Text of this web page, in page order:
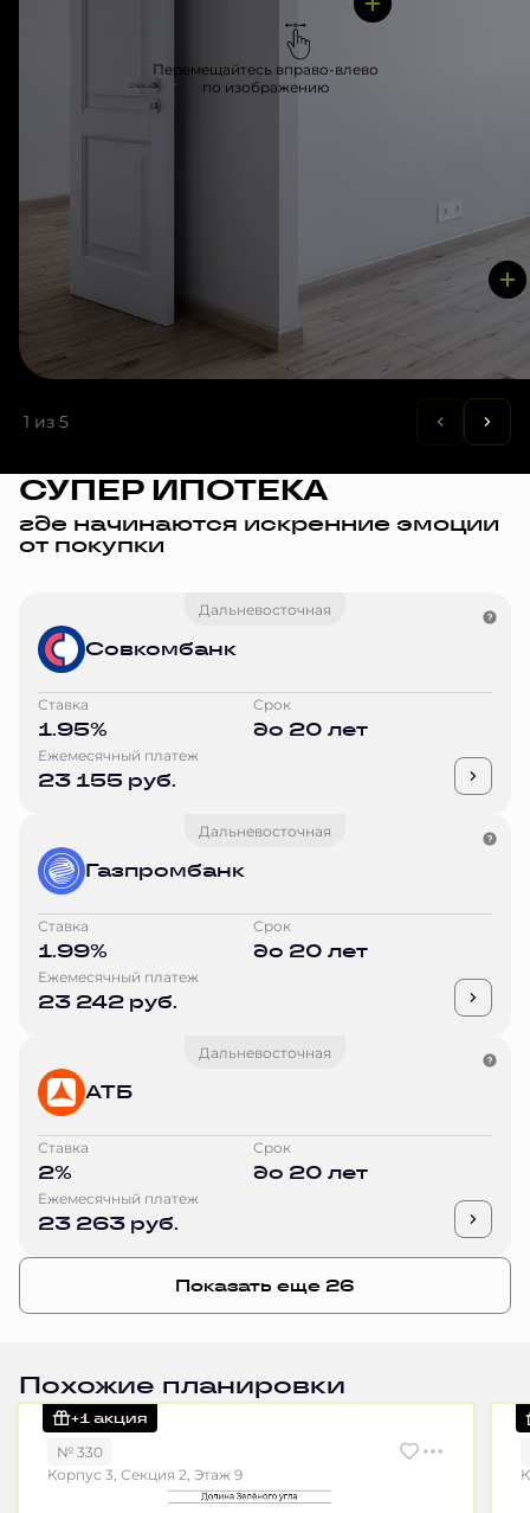
Перемещайтесь вправо-влево
по изображению
1 из 5
СУПЕР ИПОТЕКА
где начинаются искренние эмоции
от покупки
Дальневосточная
Совкомбанк
Ставка
1.95%
Срок
до 20 лет
Ежемесячный платеж
23 155 руб.
Дальневосточная
Газпромбанк
Ставка
1.99%
Срок
до 20 лет
Ежемесячный платеж
23 242 руб.
Дальневосточная
АТБ
Ставка
2%
Срок
до 20 лет
Ежемесячный платеж
23 263 руб.
Показать еще 26
Похожие планировки
+1 акция
№ 330
Корпус 3, Секция 2, Этаж 9